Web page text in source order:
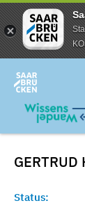
GERTRUD
Status: